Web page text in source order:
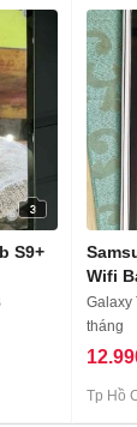
3
S9+
Wifi
Galaxy
tháng
Tp Hồ